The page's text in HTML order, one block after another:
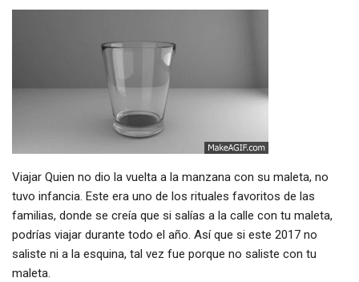
Viajar Quien no dio la vuelta a la manzana con su maleta, no
tuvo infancia. Este era uno de los rituales favoritos de las
familias, donde se creía que si salías a la calle con tu maleta,
podrías viajar durante todo el año. Así que si este 2017 no
saliste ni a la esquina, tal vez fue porque no saliste con tu
maleta.